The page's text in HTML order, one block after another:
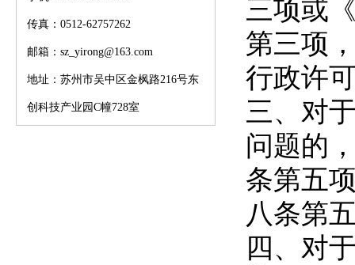
传真：0512-62757262
邮箱：sz_yirong@163.com
地址：苏州市吴中区金枫路216号东
创科技产业园C幢728室
三项或
第三项
行政许
三、对
问题的
条第五
八条第
四、对